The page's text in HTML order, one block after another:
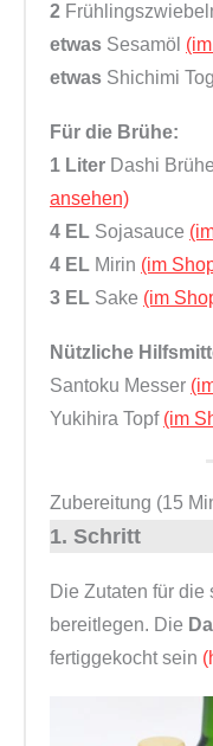
2
etwas Sesamöl
etwas Shichimi
Für die Brühe:
1 Liter Dashi
ansehen)
4 EL Sojasauce
4 EL Mirin (im
3 EL Sake (im
Nützliche
Santoku Messer
Yukihira Topf (im
Zubereitung (15
1. Schritt
Die Zutaten für
bereitlegen. Die
fertiggekocht sein